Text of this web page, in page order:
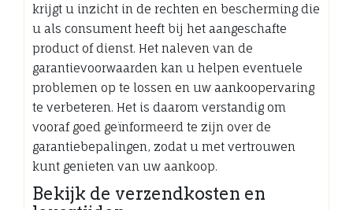
krijgt u inzicht in de rechten en bescherming die
u als consument heeft bij het aangeschafte
product of dienst. Het naleven van de
garantievoorwaarden kan u helpen eventuele
problemen op te lossen en uw aankoopervaring
te verbeteren. Het is daarom verstandig om
vooraf goed geïnformeerd te zijn over de
garantiebepalingen, zodat u met vertrouwen
kunt genieten van uw aankoop.
Bekijk de verzendkosten en